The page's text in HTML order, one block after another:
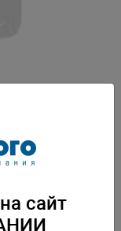
и
оказывает
сайт